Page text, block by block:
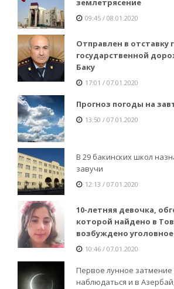
землетрясение
09:45 / 08.01.2020
Отправлен в отставку
государственной
Баку
17:01 / 07.01.2020
Прогноз погоды на
13:50 / 07.01.2020
В 29 бакинских школ
завучи
12:13 / 07.01.2020
10-летняя девочка,
которой найдено в
возбуждено
10:46 / 07.01.2020
Первое лунное затмение
наблюдаться и в